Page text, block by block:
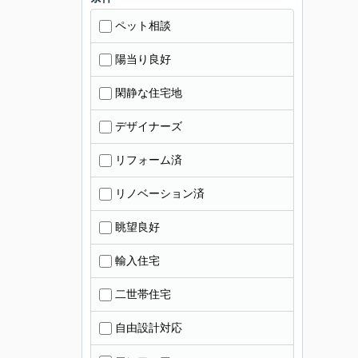
ペット相談
陽当り良好
閑静な住宅地
デザイナーズ
リフォーム済
リノベーション済
眺望良好
輸入住宅
二世帯住宅
自由設計対応